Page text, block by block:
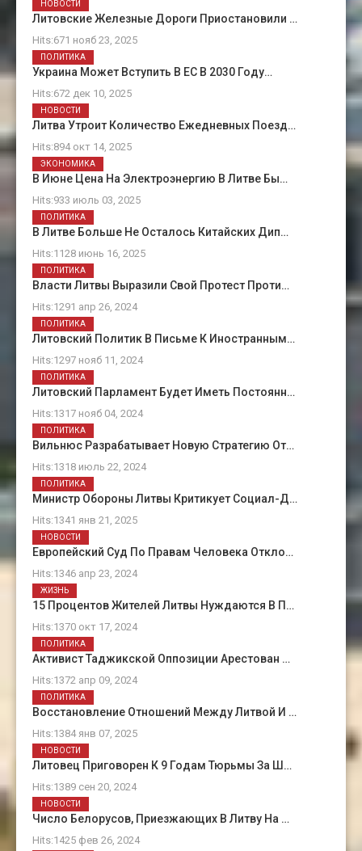
Литовские Железные Дороги Приостановили …
Hits:671 нояб 23, 2025
НОВОСТИ
Украина Может Вступить В ЕС В 2030 Году…
Hits:672 дек 10, 2025
ПОЛИТИКА
Литва Утроит Количество Ежедневных Поезд…
Hits:894 окт 14, 2025
НОВОСТИ
В Июне Цена На Электроэнергию В Литве Бы…
Hits:933 июль 03, 2025
ЭКОНОМИКА
В Литве Больше Не Осталось Китайских Дип…
Hits:1128 июнь 16, 2025
ПОЛИТИКА
Власти Литвы Выразили Свой Протест Проти…
Hits:1291 апр 26, 2024
ПОЛИТИКА
Литовский Политик В Письме К Иностранным…
Hits:1297 нояб 11, 2024
ПОЛИТИКА
Литовский Парламент Будет Иметь Постоянн…
Hits:1317 нояб 04, 2024
ПОЛИТИКА
Вильнюс Разрабатывает Новую Стратегию От…
Hits:1318 июль 22, 2024
ПОЛИТИКА
Министр Обороны Литвы Критикует Социал-Д…
Hits:1341 янв 21, 2025
ПОЛИТИКА
Европейский Суд По Правам Человека Откло…
Hits:1346 апр 23, 2024
НОВОСТИ
15 Процентов Жителей Литвы Нуждаются В П…
Hits:1370 окт 17, 2024
ЖИЗНЬ
Активист Таджикской Оппозиции Арестован …
Hits:1372 апр 09, 2024
ПОЛИТИКА
Восстановление Отношений Между Литвой И …
Hits:1384 янв 07, 2025
ПОЛИТИКА
Литовец Приговорен К 9 Годам Тюрьмы За Ш…
Hits:1389 сен 20, 2024
НОВОСТИ
Число Белорусов, Приезжающих В Литву На …
Hits:1425 фев 26, 2024
НОВОСТИ